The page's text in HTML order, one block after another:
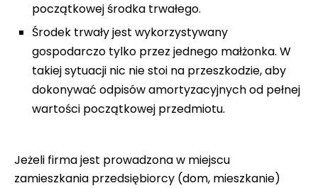
początkowej środka trwałego.
Środek trwały jest wykorzystywany
gospodarczo tylko przez jednego małżonka. W
takiej sytuacji nic nie stoi na przeszkodzie, aby
dokonywać odpisów amortyzacyjnych od pełnej
wartości początkowej przedmiotu.
Jeżeli firma jest prowadzona w miejscu
zamieszkania przedsiębiorcy (dom, mieszkanie)